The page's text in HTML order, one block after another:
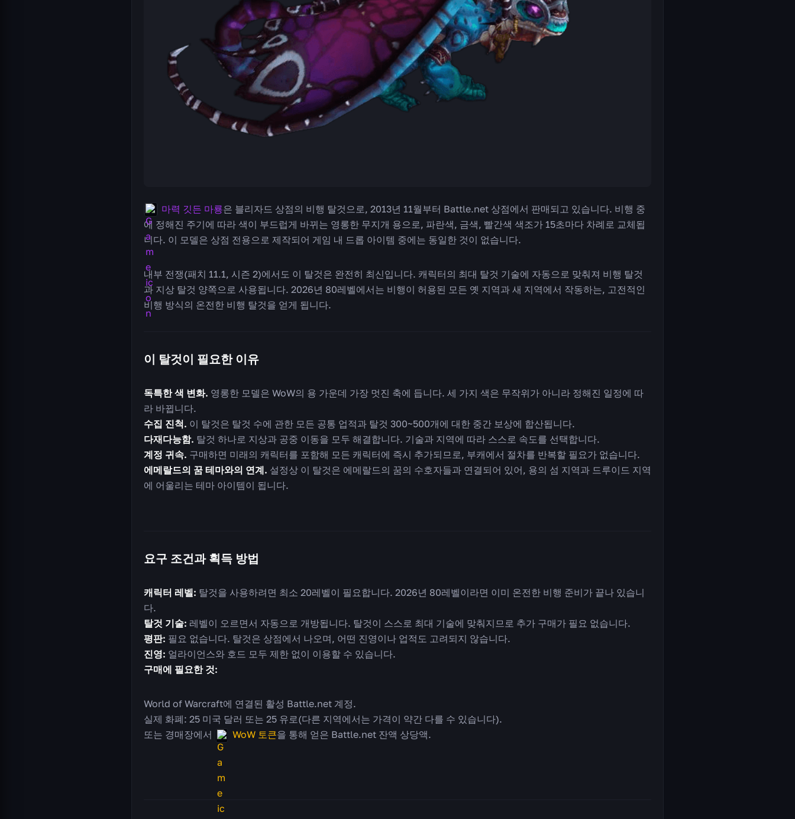
마력 깃든 마룡은 블리자드 상점의 비행 탈것으로, 2013년 11월부터 Battle.net 상점에서 판매되고 있습니다. 비행 중
에 정해진 주기에 따라 색이 부드럽게 바뀌는 영롱한 무지개 용으로, 파란색, 금색, 빨간색 색조가 15초마다 차례로 교체됩
니다. 이 모델은 상점 전용으로 제작되어 게임 내 드롭 아이템 중에는 동일한 것이 없습니다.
내부 전쟁(패치 11.1, 시즌 2)에서도 이 탈것은 완전히 최신입니다. 캐릭터의 최대 탈것 기술에 자동으로 맞춰져 비행 탈것
과 지상 탈것 양쪽으로 사용됩니다. 2026년 80레벨에서는 비행이 허용된 모든 옛 지역과 새 지역에서 작동하는, 고전적인
비행 방식의 온전한 비행 탈것을 얻게 됩니다.
이 탈것이 필요한 이유
독특한 색 변화. 영롱한 모델은 WoW의 용 가운데 가장 멋진 축에 듭니다. 세 가지 색은 무작위가 아니라 정해진 일정에 따
라 바뀝니다.
수집 진척. 이 탈것은 탈것 수에 관한 모든 공통 업적과 탈것 300~500개에 대한 중간 보상에 합산됩니다.
다재다능함. 탈것 하나로 지상과 공중 이동을 모두 해결합니다. 기술과 지역에 따라 스스로 속도를 선택합니다.
계정 귀속. 구매하면 미래의 캐릭터를 포함해 모든 캐릭터에 즉시 추가되므로, 부캐에서 절차를 반복할 필요가 없습니다.
에메랄드의 꿈 테마와의 연계. 설정상 이 탈것은 에메랄드의 꿈의 수호자들과 연결되어 있어, 용의 섬 지역과 드루이드 지역
에 어울리는 테마 아이템이 됩니다.
요구 조건과 획득 방법
캐릭터 레벨: 탈것을 사용하려면 최소 20레벨이 필요합니다. 2026년 80레벨이라면 이미 온전한 비행 준비가 끝나 있습니
다.
탈것 기술: 레벨이 오르면서 자동으로 개방됩니다. 탈것이 스스로 최대 기술에 맞춰지므로 추가 구매가 필요 없습니다.
평판: 필요 없습니다. 탈것은 상점에서 나오며, 어떤 진영이나 업적도 고려되지 않습니다.
진영: 얼라이언스와 호드 모두 제한 없이 이용할 수 있습니다.
구매에 필요한 것:
World of Warcraft에 연결된 활성 Battle.net 계정.
실제 화폐: 25 미국 달러 또는 25 유로(다른 지역에서는 가격이 약간 다를 수 있습니다).
또는 경매장에서
WoW 토큰을 통해 얻은 Battle.net 잔액 상당액.